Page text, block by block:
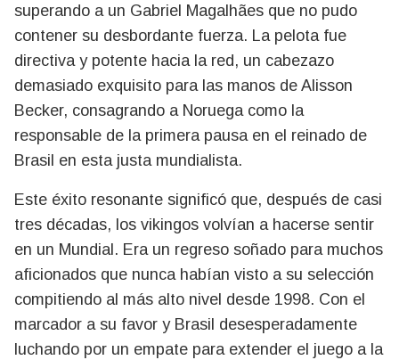
superando a un Gabriel Magalhães que no pudo
contener su desbordante fuerza. La pelota fue
directiva y potente hacia la red, un cabezazo
demasiado exquisito para las manos de Alisson
Becker, consagrando a Noruega como la
responsable de la primera pausa en el reinado de
Brasil en esta justa mundialista.
Este éxito resonante significó que, después de casi
tres décadas, los vikingos volvían a hacerse sentir
en un Mundial. Era un regreso soñado para muchos
aficionados que nunca habían visto a su selección
compitiendo al más alto nivel desde 1998. Con el
marcador a su favor y Brasil desesperadamente
luchando por un empate para extender el juego a la